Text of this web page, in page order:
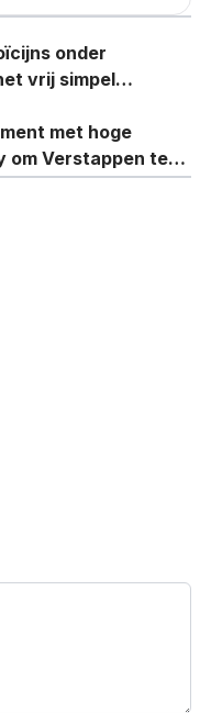
onder
vrij simpel
met hoge
om Verstappen te